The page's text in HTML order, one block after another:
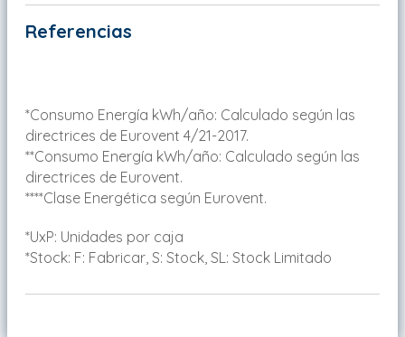
Referencias
*Consumo Energía kWh/año: Calculado según las
directrices de Eurovent 4/21-2017.
**Consumo Energía kWh/año: Calculado según las
directrices de Eurovent.
****Clase Energética según Eurovent.
*UxP: Unidades por caja
*Stock: F: Fabricar, S: Stock, SL: Stock Limitado